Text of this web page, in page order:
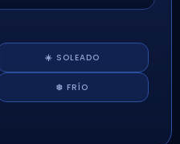
☀️ SOLEADO
❄️ FRÍO